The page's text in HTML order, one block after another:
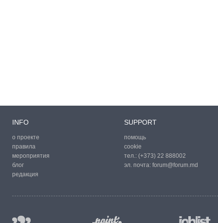
INFO
о проекте
правила
мероприятия
блог
редакция
SUPPORT
помощь
cookie
тел.: (+373) 22 888002
эл. почта: forum@forum.md